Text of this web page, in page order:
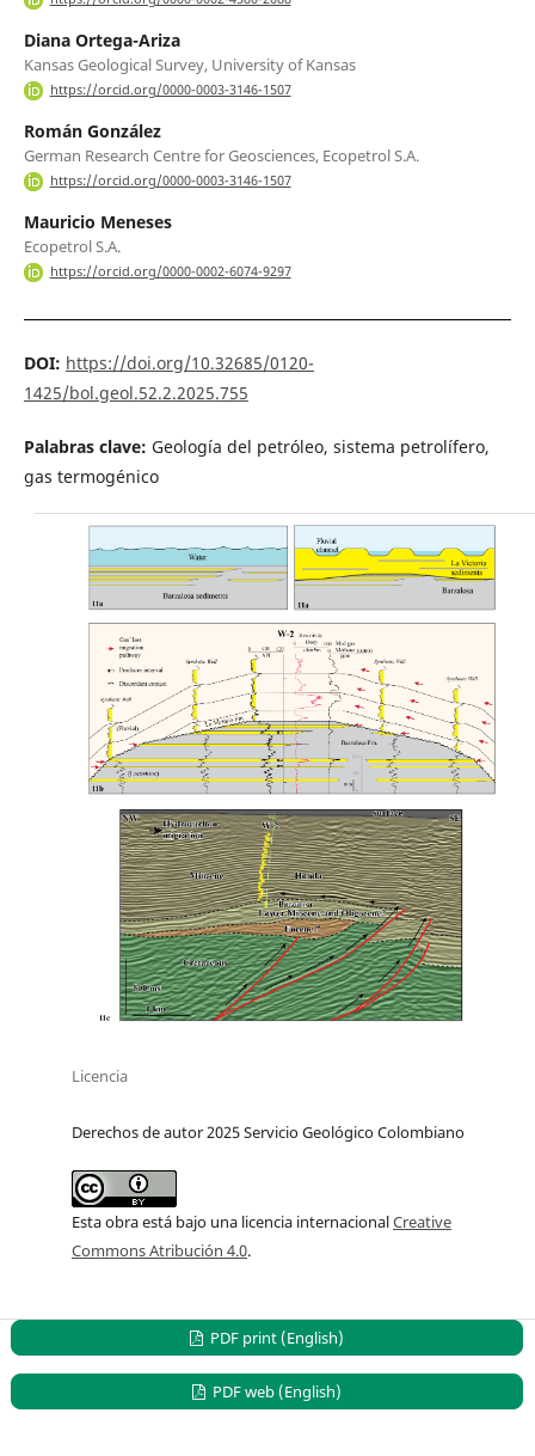
Diana Ortega-Ariza
Kansas Geological Survey, University of Kansas
https://orcid.org/0000-0003-3146-1507
Román González
German Research Centre for Geosciences, Ecopetrol S.A.
https://orcid.org/0000-0003-3146-1507
Mauricio Meneses
Ecopetrol S.A.
https://orcid.org/0000-0002-6074-9297
DOI: https://doi.org/10.32685/0120-
1425/bol.geol.52.2.2025.755
Palabras clave: Geología del petróleo, sistema petrolífero,
gas termogénico
Licencia
Derechos de autor 2025 Servicio Geológico Colombiano
Esta obra está bajo una licencia internacionalCreative
Commons Atribución 4.0.
PDF print (English)
PDF web (English)